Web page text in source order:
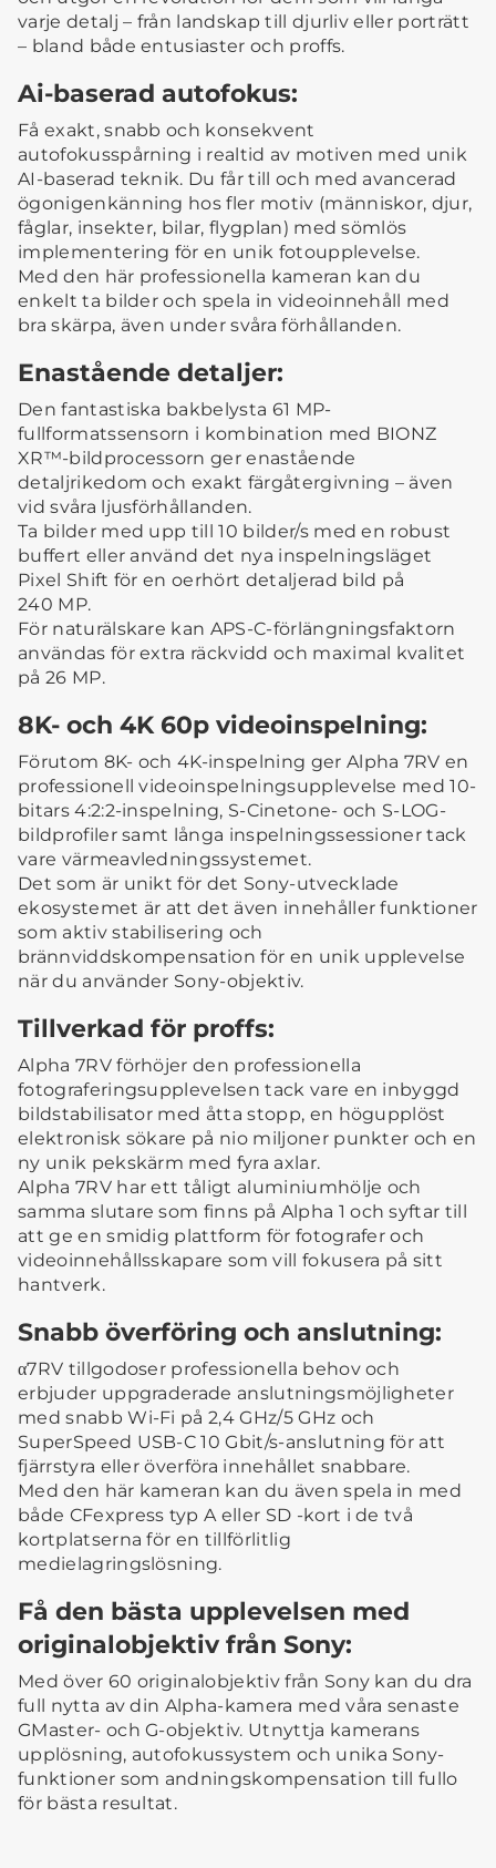
varje detalj – från landskap till djurliv eller porträtt
– bland både entusiaster och proffs.
Ai-baserad autofokus:
Få exakt, snabb och konsekvent
autofokusspårning i realtid av motiven med unik
AI-baserad teknik. Du får till och med avancerad
ögonigenkänning hos fler motiv (människor, djur,
fåglar, insekter, bilar, flygplan) med sömlös
implementering för en unik fotoupplevelse.
Med den här professionella kameran kan du
enkelt ta bilder och spela in videoinnehåll med
bra skärpa, även under svåra förhållanden.
Enastående detaljer:
Den fantastiska bakbelysta 61 MP-
fullformatssensorn i kombination med BIONZ
XR™-bildprocessorn ger enastående
detaljrikedom och exakt färgåtergivning – även
vid svåra ljusförhållanden.
Ta bilder med upp till 10 bilder/s med en robust
buffert eller använd det nya inspelningsläget
Pixel Shift för en oerhört detaljerad bild på
240 MP.
För naturälskare kan APS-C-förlängningsfaktorn
användas för extra räckvidd och maximal kvalitet
på 26 MP.
8K- och 4K 60p videoinspelning:
Förutom 8K- och 4K-inspelning ger Alpha 7RV en
professionell videoinspelningsupplevelse med 10-
bitars 4:2:2-inspelning, S-Cinetone- och S-LOG-
bildprofiler samt långa inspelningssessioner tack
vare värmeavledningssystemet.
Det som är unikt för det Sony-utvecklade
ekosystemet är att det även innehåller funktioner
som aktiv stabilisering och
brännviddskompensation för en unik upplevelse
när du använder Sony-objektiv.
Tillverkad för proffs:
Alpha 7RV förhöjer den professionella
fotograferingsupplevelsen tack vare en inbyggd
bildstabilisator med åtta stopp, en högupplöst
elektronisk sökare på nio miljoner punkter och en
ny unik pekskärm med fyra axlar.
Alpha 7RV har ett tåligt aluminiumhölje och
samma slutare som finns på Alpha 1 och syftar till
att ge en smidig plattform för fotografer och
videoinnehållsskapare som vill fokusera på sitt
hantverk.
Snabb överföring och anslutning:
α7RV tillgodoser professionella behov och
erbjuder uppgraderade anslutningsmöjligheter
med snabb Wi-Fi på 2,4 GHz/5 GHz och
SuperSpeed USB-C 10 Gbit/s-anslutning för att
fjärrstyra eller överföra innehållet snabbare.
Med den här kameran kan du även spela in med
både CFexpress typ A eller SD -kort i de två
kortplatserna för en tillförlitlig
medielagringslösning.
Få den bästa upplevelsen med
originalobjektiv från Sony:
Med över 60 originalobjektiv från Sony kan du dra
full nytta av din Alpha-kamera med våra senaste
GMaster- och G-objektiv. Utnyttja kamerans
upplösning, autofokussystem och unika Sony-
funktioner som andningskompensation till fullo
för bästa resultat.